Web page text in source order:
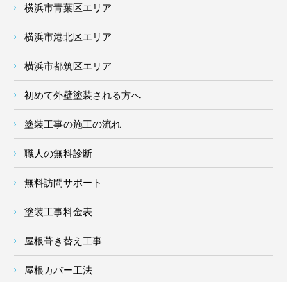
横浜市青葉区エリア
横浜市港北区エリア
横浜市都筑区エリア
初めて外壁塗装される方へ
塗装工事の施工の流れ
職人の無料診断
無料訪問サポート
塗装工事料金表
屋根葺き替え工事
屋根カバー工法